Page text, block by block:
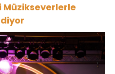
Müzikseverlerle